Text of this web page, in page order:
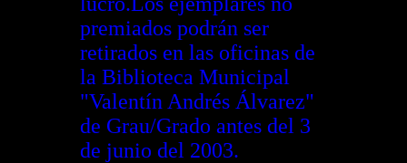
premiados podrán ser
retirados en las oficinas de
la Biblioteca Municipal
"Valentín Andrés Álvarez"
de Grau/Grado antes del 3
de junio del 2003.